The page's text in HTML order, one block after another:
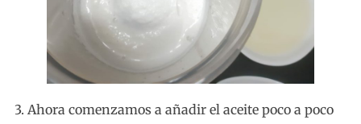
3. Ahora comenzamos a añadir el aceite poco a poco